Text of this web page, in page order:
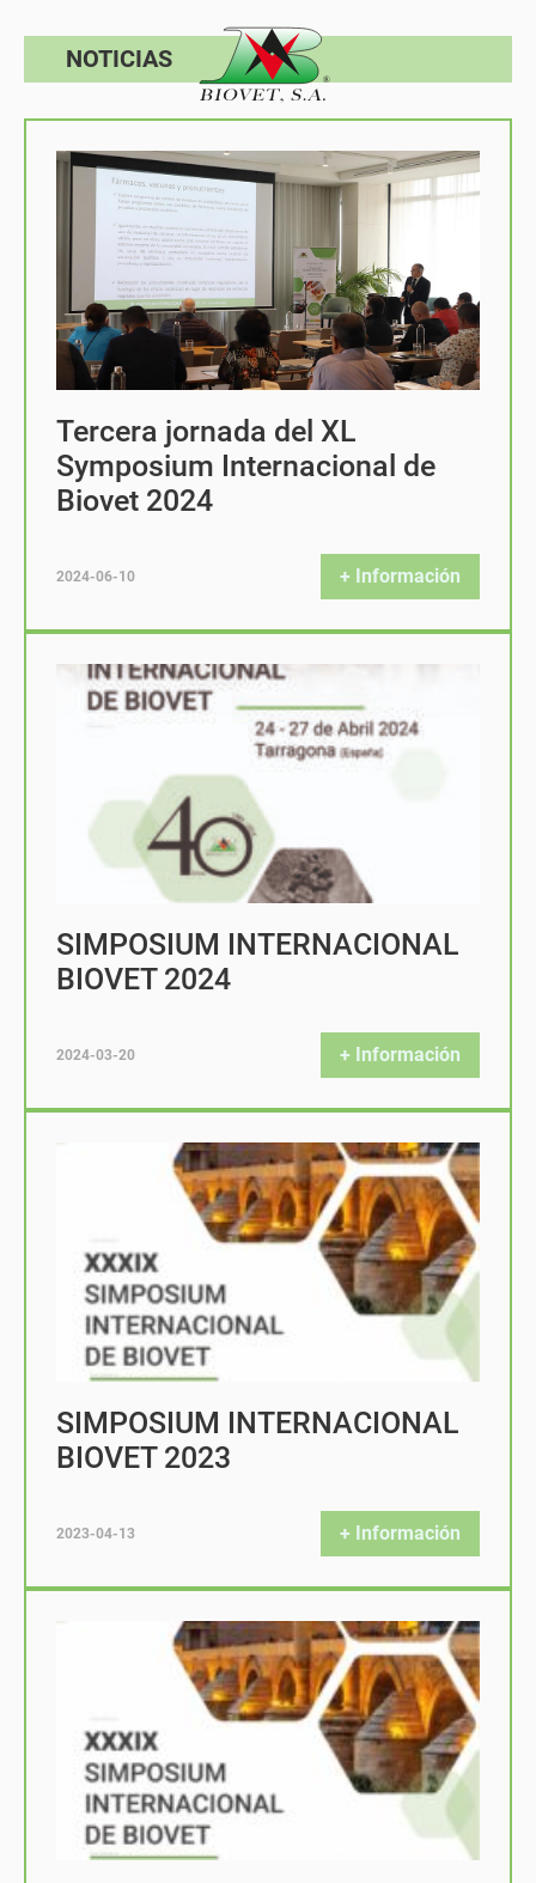
NOTICIAS
Tercera jornada del XL
Symposium Internacional de
Biovet 2024
2024-06-10 + Información
SIMPOSIUM INTERNACIONAL
BIOVET 2024
2024-03-20 + Información
SIMPOSIUM INTERNACIONAL
BIOVET 2023
2023-04-13 + Información